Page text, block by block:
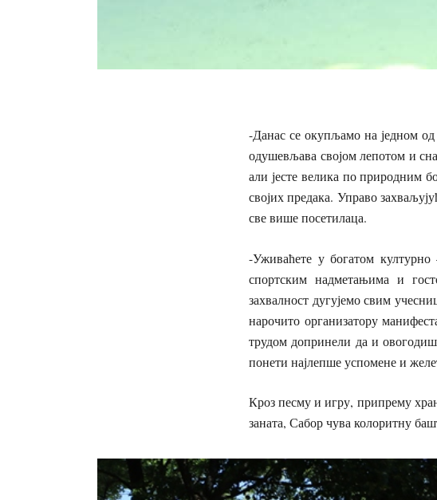
-Данас се окупљамо на једном
одушевљава својом лепотом и
али јесте велика по природним
својих предака. Управо
све више посетилаца.
-Уживаћете у богатом
спортским надметањима и
захвалност дугујемо свим
нарочито организатору
трудом допринели да и
понети најлепше успомене и
Кроз песму и игру, припрему
заната, Сабор чува колоритну